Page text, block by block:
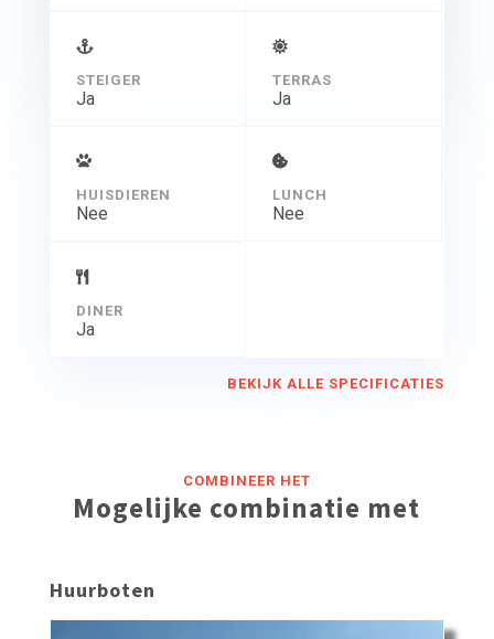
STEIGER
Ja
TERRAS
Ja
HUISDIEREN
Nee
LUNCH
Nee
DINER
Ja
BEKIJK ALLE SPECIFICATIES
COMBINEER HET
Mogelijke combinatie met
Huurboten